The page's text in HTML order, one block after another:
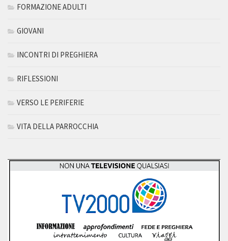
FORMAZIONE ADULTI
GIOVANI
INCONTRI DI PREGHIERA
RIFLESSIONI
VERSO LE PERIFERIE
VITA DELLA PARROCCHIA